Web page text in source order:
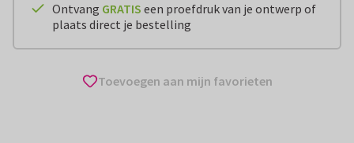
Ontvang GRATIS een proefdruk van je ontwerp of
plaats direct je bestelling
Toevoegen aan mijn favorieten